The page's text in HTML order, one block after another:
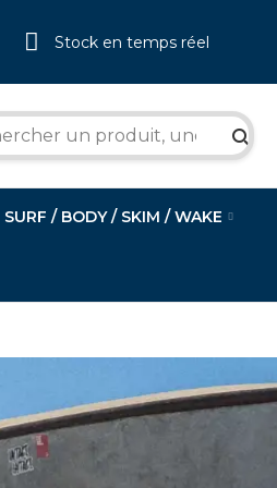
Stock en temps réel
search
SURF / BODY / SKIM / WAKE